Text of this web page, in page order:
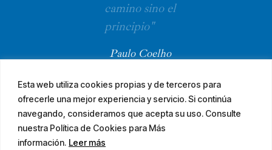
Esta web utiliza cookies propias y de terceros para
ofrecerle una mejor experiencia y servicio. Si continúa
navegando, consideramos que acepta su uso. Consulte
nuestra Política de Cookies para Más
información. Leer más
camino sino el
principio"
Paulo Coelho